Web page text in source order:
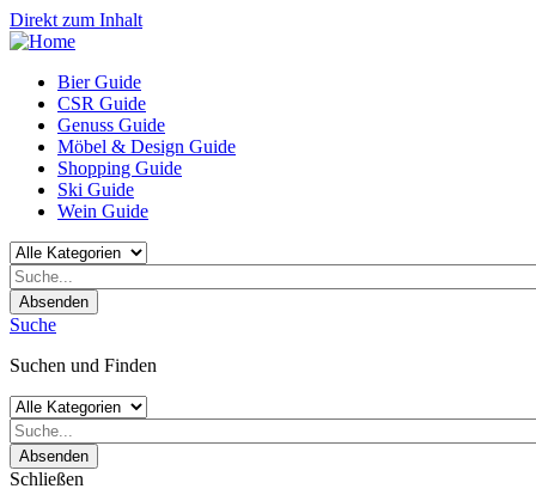
Direkt zum Inhalt
Bier Guide
CSR Guide
Genuss Guide
Möbel & Design Guide
Shopping Guide
Ski Guide
Wein Guide
Absenden
Suche
Suchen und Finden
Absenden
Schließen